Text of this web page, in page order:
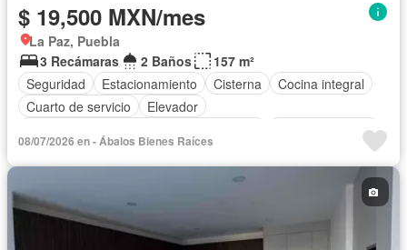
$ 19,500 MXN/mes
La Paz, Puebla
3 Recámaras
2 Baños
157 m²
Seguridad
Estacionamiento Cisterna
Cocina integral
Cuarto de servicio
Elevador
Cocina equipada
Sala polivalente
Bodega Azotea
Recámara con closet
Sin amueblar
08/07/2026 en - Ábalos Bienes Raíces